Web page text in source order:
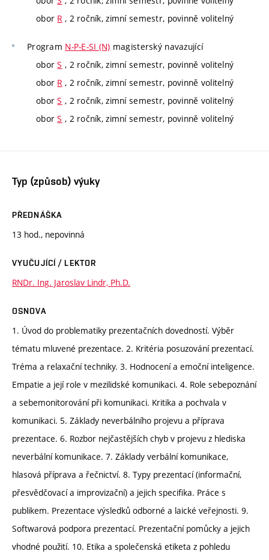
obor R , 2 ročník, zimní semestr, povinně volitelný
Program N-P-E-SI (N) magisterský navazující
oborS , 2 ročník, zimní semestr, povinně volitelný
obor R , 2 ročník, zimní semestr, povinně volitelný
oborS , 2 ročník, zimní semestr, povinně volitelný
oborS , 2 ročník, zimní semestr, povinně volitelný
Typ (způsob) výuky
PŘEDNÁŠKA
13 hod., nepovinná
VYUČUJÍCÍ / LEKTOR
RNDr. Ing. Jaroslav Lindr, Ph.D.
OSNOVA
1. Úvod do problematiky prezentačních dovedností. Výběr
tématu mluvené prezentace. 2. Kritéria posuzování prezentací.
Tréma a relaxační techniky. 3. Hodnocení a emoční inteligence.
Empatie a její role v mezilidské komunikaci. 4. Role sebepoznání
a sebemonitorování při komunikaci. Kritika a pochvala v
komunikaci. 5. Základy neverbálního projevu a příprava
prezentace. 6. Rozbor nejčastějších chyb v projevu z hlediska
neverbální komunikace. 7. Základy verbální komunikace,
hlasová příprava a řečnictví. 8. Typy prezentací (informační,
přesvědčovací a improvizační) a jejich specifika. Práce s
publikem. Prezentace výsledků odborné a laické veřejnosti. 9.
Softwarová podpora prezentací. Prezentační pomůcky a jejich
vhodné použití. 10. Etika a společenská etiketa z pohledu